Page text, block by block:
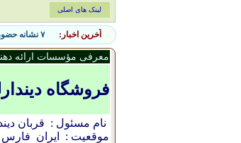
لینک های اصلی
آخرین اخبار: ۷ نشانه حضور آفات جانوری در باغچه و روش‌های کنترل طبیعی
معرفی مؤسسات ارائه
فروشگاه
نام مسئول : قربان
موقعیت :
ایران فارس